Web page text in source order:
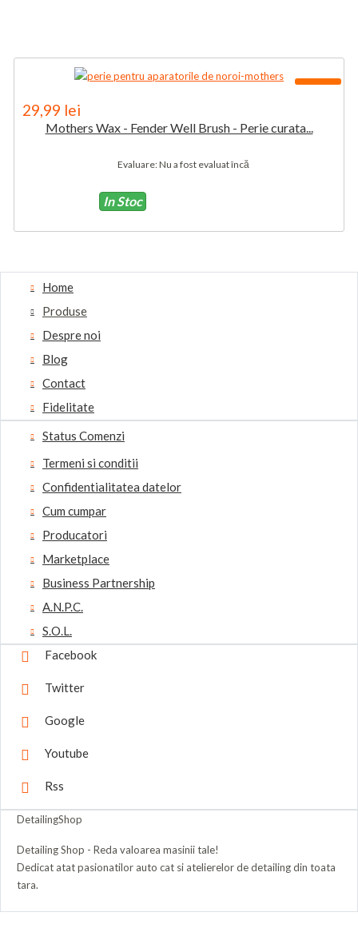
-54%
29,99 lei
Mothers Wax - Fender Well Brush - Perie curata...
Evaluare: Nu a fost evaluat încă
In Stoc
Home
Produse
Despre noi
Blog
Contact
Fidelitate
Status Comenzi
Termeni si conditii
Confidentialitatea datelor
Cum cumpar
Producatori
Marketplace
Business Partnership
A.N.P.C.
S.O.L.
Facebook
Twitter
Google
Youtube
Rss
DetailingShop
Detailing Shop - Reda valoarea masinii tale!
Dedicat atat pasionatilor auto cat si atelierelor de detailing din toata
tara.